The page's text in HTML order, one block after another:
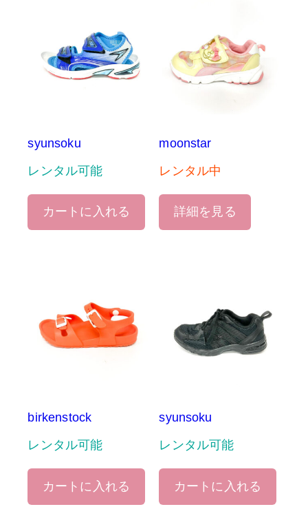
syunsoku
レンタル可能
カートに入れる
moonstar
レンタル中
詳細を見る
birkenstock
レンタル可能
カートに入れる
syunsoku
レンタル可能
カートに入れる